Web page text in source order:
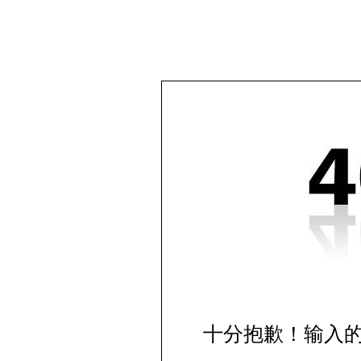
十分抱歉！输入